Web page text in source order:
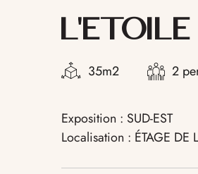
L’ETOILE
35m2 2
Exposition : SUD-EST
Localisation : ÉTAGE DE